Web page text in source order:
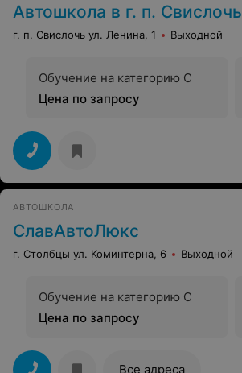
Автошкола в г. п. Свислочь
г. п. Свислочь ул. Ленина, 1 Выходной
Обучение на категорию C
Цена по запросу
АВТОШКОЛА
СлавАвтоЛюкс
г. Столбцы ул. Коминтерна, 6 Выходной
Обучение на категорию C
Цена по запросу
Все адреса